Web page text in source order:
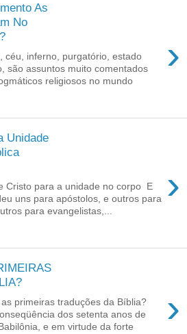
As
No
›
céu, inferno, purgatório, estado
são assuntos muito comentados
religiosos no mundo
Unidade
›
Cristo para a unidade no corpo E
uns para apóstolos, e outros para
para evangelistas,...
›
primeiras traduções da Bíblia?
dos setenta anos de
e em virtude da forte